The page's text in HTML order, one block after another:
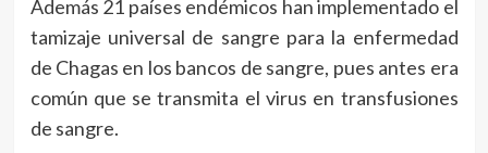
Además 21 países endémicos han implementado el
tamizaje universal de sangre para la enfermedad
de Chagas en los bancos de sangre, pues antes era
común que se transmita el virus en transfusiones
de sangre.